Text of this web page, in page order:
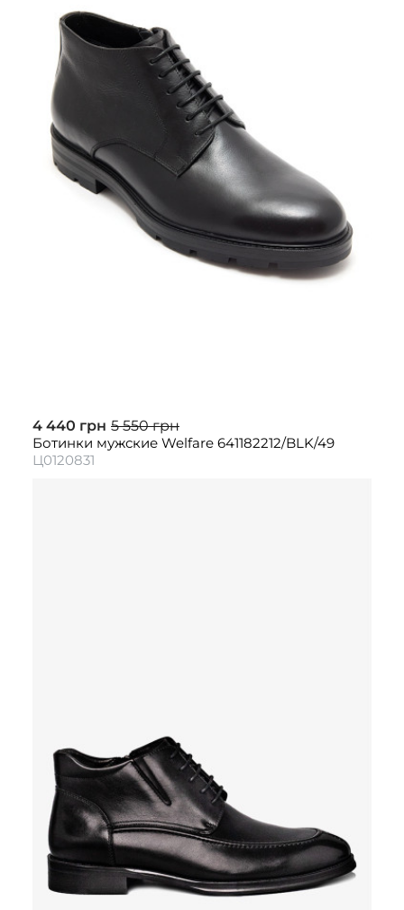
4 440 грн 5 550 грн
Ботинки мужские Welfare 641182212/BLK/49
Ц0120831